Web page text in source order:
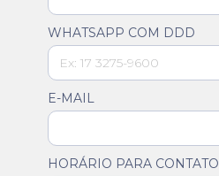
WHATSAPP COM DDD
E-MAIL
HORÁRIO PARA CONTATO